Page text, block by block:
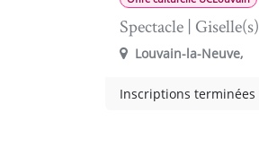
Spectacle | Giselle(s)
Louvain-la-Neuve,
Inscriptions terminées